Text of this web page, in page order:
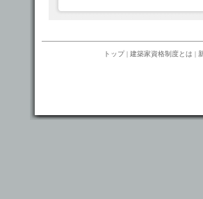
トップ| 建築家資格制度とは |